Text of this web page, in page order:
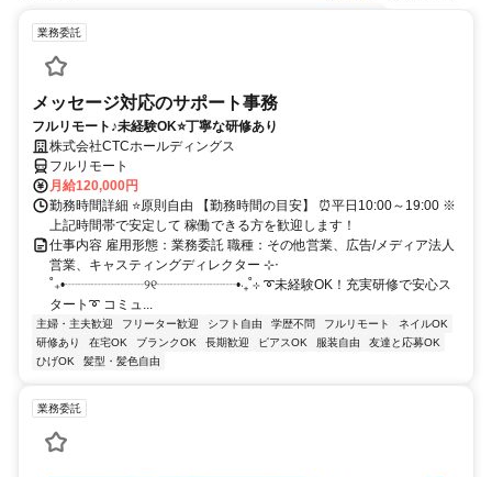
業務委託
メッセージ対応のサポート事務
フルリモート♪未経験OK⭐丁寧な研修あり
株式会社CTCホールディングス
フルリモート
月給120,000円
勤務時間詳細 ⭐原則自由 【勤務時間の目安】 ⏰平日10:00～19:00 ※
上記時間帯で安定して 稼働できる方を歓迎します！
仕事内容 雇用形態：業務委託 職種：その他営業、広告/メディア法人
営業、キャスティングディレクター ⊹‧
˚₊•┈┈┈┈┈┈୨୧┈┈┈┈┈┈•‧₊˚⊹ ➰未経験OK！充実研修で安心ス
タート➰ コミュ...
主婦・主夫歓迎 フリーター歓迎 シフト自由 学歴不問 フルリモート
ネイルOK
研修あり
在宅OK ブランクOK 長期歓迎 ピアスOK 服装自由
友達と応募OK
ひげOK
髪型・髪色自由
業務委託